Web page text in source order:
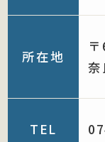
所在地
TEL